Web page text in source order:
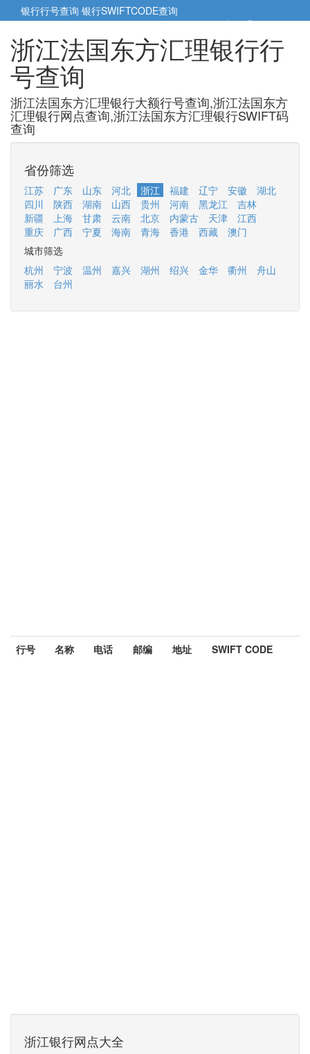
银行行号查询 银行SWIFTCODE查询
5cm小帮手5cm.cn
浙江法国东方汇理银行行
号查询
浙江法国东方汇理银行大额行号查询,浙江法国东方
汇理银行网点查询,浙江法国东方汇理银行SWIFT码
查询
省份筛选
江苏 广东 山东 河北 浙江 福建 辽宁 安徽
湖北
四川
陕西 湖南 山西 贵州 河南 黑龙江
吉林
新疆
上海 甘肃 云南 北京 内蒙古 天津
江西
重庆
广西 宁夏 海南 青海 香港 西藏
澳门
城市筛选
杭州
宁波 温州 嘉兴 湖州 绍兴 金华 衢州
舟山
丽水
台州
行号 名称 电话 邮编 地址 SWIFT CODE
浙江银行网点大全